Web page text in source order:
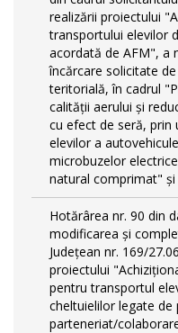
realizării proiectului
transportului elevilor
acordată de AFM", a
încărcare solicitate
teritorială, în cadrul
calității aerului și
cu efect de seră, prin
elevilor a
microbuzelor
natural comprimat"
Hotărârea nr. 90 din
modificarea și
Județean nr. 169/
proiectului
pentru transportul
cheltuielilor legate
parteneriat/